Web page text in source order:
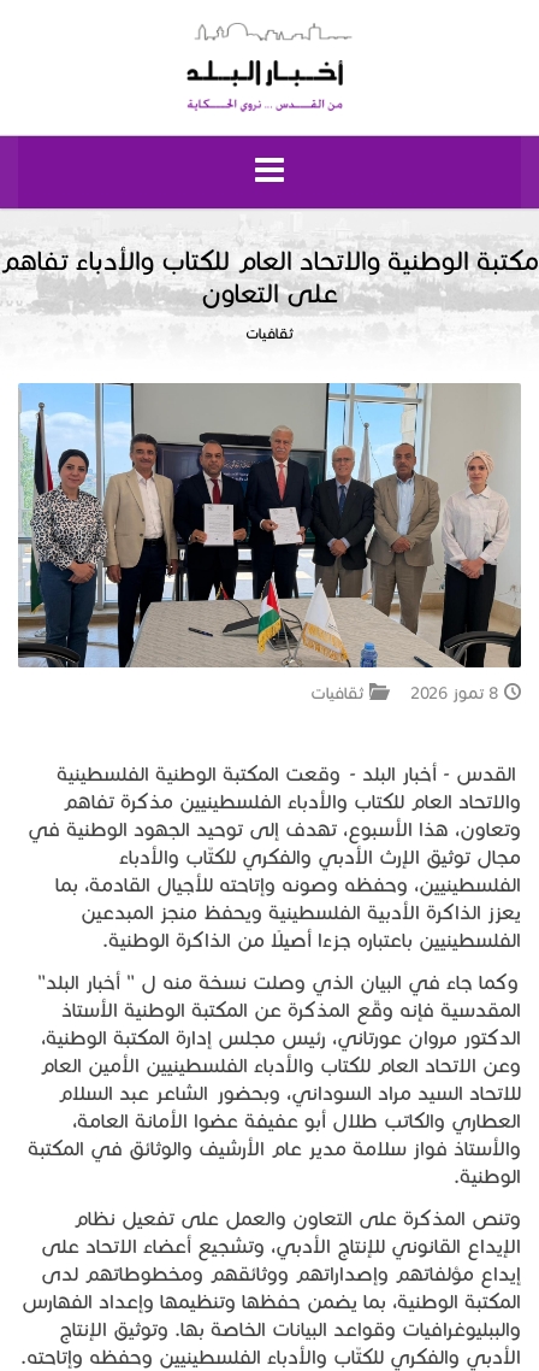
الرئيسية
إقتصاد وحياة
جبل المشارف
يحكى أن
مكتبة الوطنية والاتحاد العام للكتاب والأدباء تفاهم
على التعاون
ثقافيات
8 تموز 2026 ثقافيات
القدس - أخبار البلد - وقعت المكتبة الوطنية الفلسطينية
والاتحاد العام للكتاب والأدباء الفلسطينيين مذكرة تفاهم
وتعاون، هذا الأسبوع، تهدف إلى توحيد الجهود الوطنية في
مجال توثيق الإرث الأدبي والفكري للكتّاب والأدباء
الفلسطينيين، وحفظه وصونه وإتاحته للأجيال القادمة، بما
يعزز الذاكرة الأدبية الفلسطينية ويحفظ منجز المبدعين
الفلسطينيين باعتباره جزءًا أصيلًا من الذاكرة الوطنية.
وكما جاء في البيان الذي وصلت نسخة منه ل " أخبار البلد"
المقدسية فإنه وقّع المذكرة عن المكتبة الوطنية الأستاذ
الدكتور مروان عورتاني، رئيس مجلس إدارة المكتبة الوطنية،
وعن الاتحاد العام للكتاب والأدباء الفلسطينيين الأمين العام
للاتحاد السيد مراد السوداني، وبحضور الشاعر عبد السلام
العطاري والكاتب طلال أبو عفيفة عضوا الأمانة العامة،
والأستاذ فواز سلامة مدير عام الأرشيف والوثائق في المكتبة
الوطنية.
وتنص المذكرة على التعاون والعمل على تفعيل نظام
الإيداع القانوني للإنتاج الأدبي، وتشجيع أعضاء الاتحاد على
إيداع مؤلفاتهم وإصداراتهم ووثائقهم ومخطوطاتهم لدى
المكتبة الوطنية، بما يضمن حفظها وتنظيمها وإعداد الفهارس
والببليوغرافيات وقواعد البيانات الخاصة بها. وتوثيق الإنتاج
الأدبي والفكري للكتّاب والأدباء الفلسطينيين وحفظه وإتاحته.